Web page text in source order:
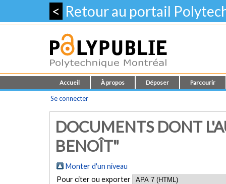
< Retour au portail
Accueil À propos Déposer Parcourir
Se connecter
DOCUMENTS DONT
BENOÎT"
Monter d'un niveau
Pour citer ou exporter